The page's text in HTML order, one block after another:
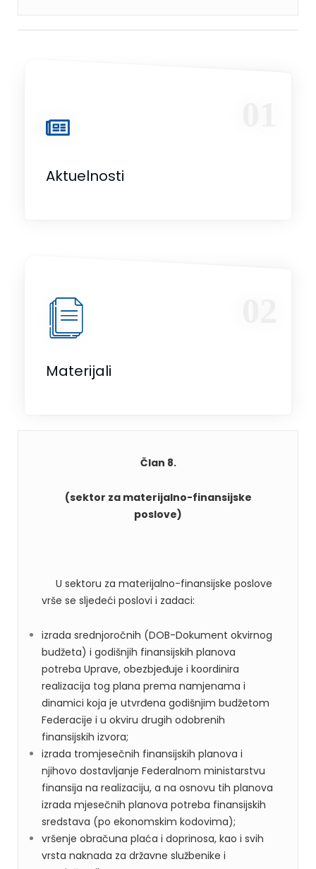
Aktuelnosti
Materijali
Član 8.
(sektor za materijalno-finansijske
poslove)
U sektoru za materijalno-finansijske poslove
vrše se sljedeći poslovi i zadaci:
izrada srednjoročnih (DOB-Dokument okvirnog
budžeta) i godišnjih finansijskih planova
potreba Uprave, obezbjeđuje i koordinira
realizacija tog plana prema namjenama i
dinamici koja je utvrđena godišnjim budžetom
Federacije i u okviru drugih odobrenih
finansijskih izvora;
izrada tromjesečnih finansijskih planova i
njihovo dostavljanje Federalnom ministarstvu
finansija na realizaciju, a na osnovu tih planova
izrada mjesečnih planova potreba finansijskih
sredstava (po ekonomskim kodovima);
vršenje obračuna plaća i doprinosa, kao i svih
vrsta naknada za državne službenike i